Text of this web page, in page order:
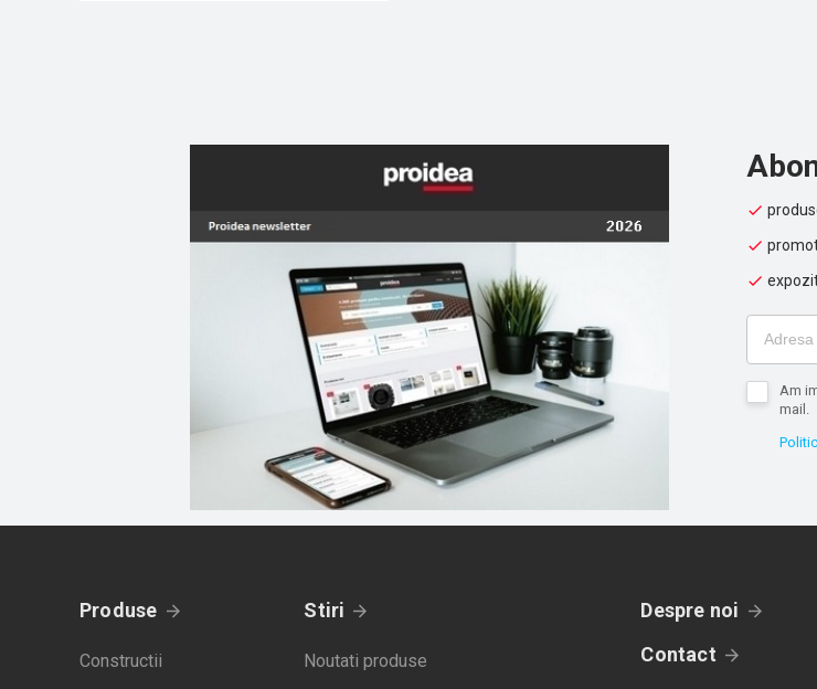
Am
mail.
Produse
Constructii
Stiri
Noutati produse
Despre noi
Contact